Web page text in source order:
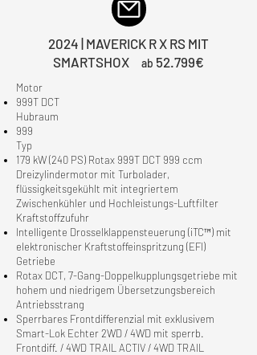
2024 | MAVERICK R X RS MIT
SMARTSHOX ab 52.799€
Motor
999T DCT
Hubraum
999
Typ
179 kW (240 PS) Rotax 999T DCT 999 ccm
Dreizylindermotor mit Turbolader,
flüssigkeitsgekühlt mit integriertem
Zwischenkühler und Hochleistungs-Luftfilter
Kraftstoffzufuhr
Intelligente Drosselklappensteuerung (iTC™) mit
elektronischer Kraftstoffeinspritzung (EFI)
Getriebe
Rotax DCT, 7-Gang-Doppelkupplungsgetriebe mit
hohem und niedrigem Übersetzungsbereich
Antriebsstrang
Sperrbares Frontdifferenzial mit exklusivem
Smart-Lok Echter 2WD / 4WD mit sperrb.
Frontdiff. / 4WD TRAIL ACTIV / 4WD TRAIL